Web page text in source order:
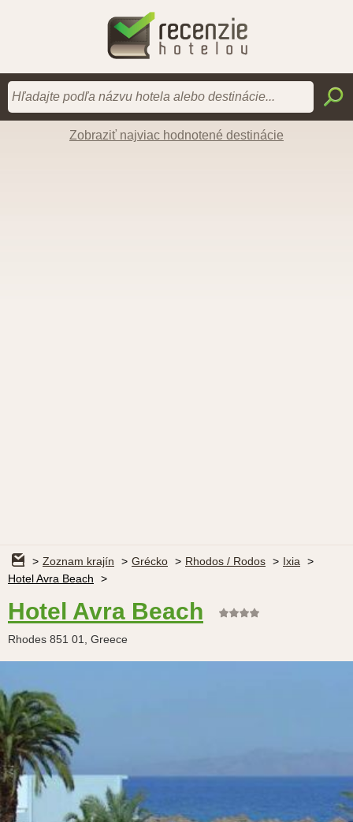
Zobraziť najviac hodnotené destinácie
Zoznam krajín Grécko Rhodos / Rodos
Ixia
Hotel Avra Beach
Hotel Avra Beach
Rhodes 851 01, Greece